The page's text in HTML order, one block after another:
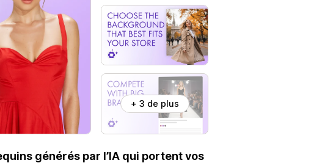
+ 3 de plus
générés par l’IA qui portent vos